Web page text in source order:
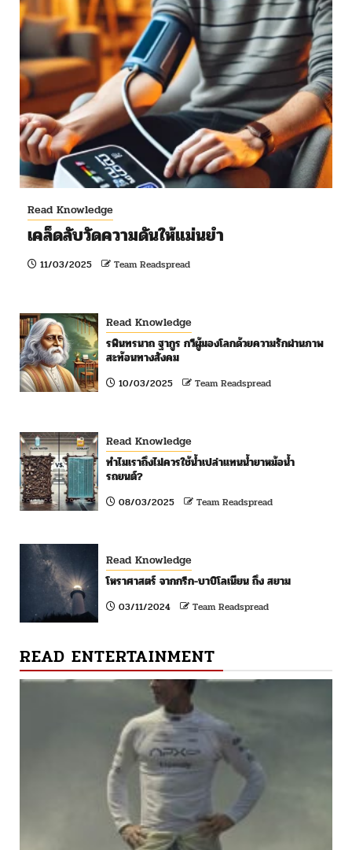
Read Knowledge
เคล็ดลับวัดความดันให้แม่นยำ
11/03/2025 Team Readspread
Read Knowledge
รพินทรนาถ ฐากูร กวีผู้มองโลกด้วยความรักผ่านภาพ
สะท้อนทางสังคม
10/03/2025 Team Readspread
Read Knowledge
ทำไมเราถึงไม่ควรใช้น้ำเปล่าแทนน้ำยาหม้อน้ำ
รถยนต์?
08/03/2025 Team Readspread
Read Knowledge
โหราศาสตร์ จากกรีก-บาบิโลเนียน ถึง สยาม
03/11/2024 Team Readspread
READ ENTERTAINMENT